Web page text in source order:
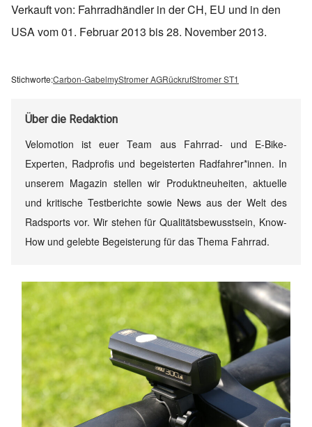
Verkauft von: Fahrradhändler in der CH, EU und in den
USA vom 01. Februar 2013 bis 28. November 2013.
Stichworte:Carbon-GabelmyStromer AGRückrufStromer ST1
Überdie Redaktion
Velomotion ist euer Team aus Fahrrad- und E-Bike-
Experten, Radprofis und begeisterten Radfahrer*innen. In
unserem Magazin stellen wir Produktneuheiten, aktuelle
und kritische Testberichte sowie News aus der Welt des
Radsports vor. Wir stehen für Qualitätsbewusstsein, Know-
How und gelebte Begeisterung für das Thema Fahrrad.